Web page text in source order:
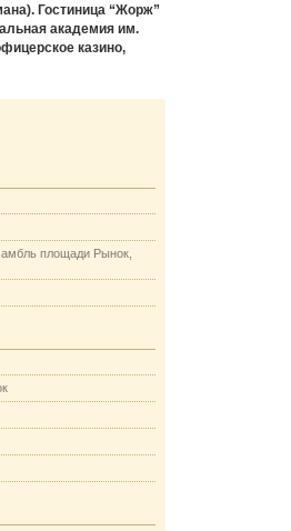
Гостиница “Жорж”
академия им.
казино,
площади Рынок,